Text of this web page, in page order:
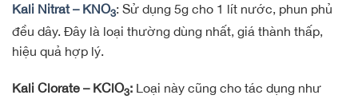
Kali Nitrat – KNO3: Sử dụng 5g cho 1 lít nước, phun phủ
đều dây. Đây là loại thường dùng nhất, giá thành thấp,
hiệu quả hợp lý.
Kali Clorate – KClO3: Loại này cũng cho tác dụng như